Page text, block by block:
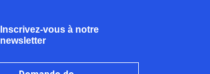
Inscrivez-vous à notre
newsletter